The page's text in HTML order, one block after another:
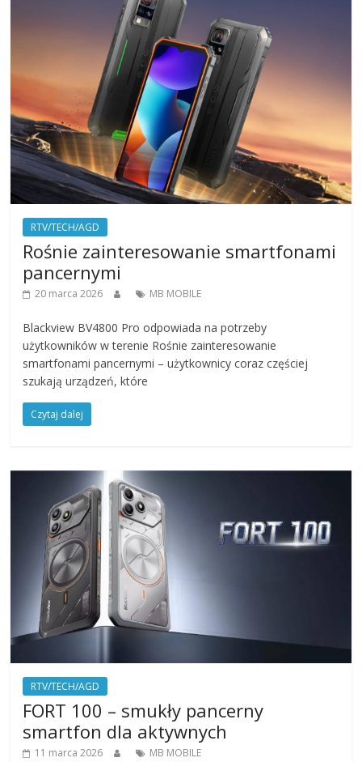
RTV/TECH/AGD
Rośnie zainteresowanie smartfonami
pancernymi
20 marca 2026 MB MOBILE
Blackview BV4800 Pro odpowiada na potrzeby
użytkowników w terenie Rośnie zainteresowanie
smartfonami pancernymi – użytkownicy coraz częściej
szukają urządzeń, które
Czytaj dalej
RTV/TECH/AGD
FORT 100 – smukły pancerny
smartfon dla aktywnych
11 marca 2026 MB MOBILE